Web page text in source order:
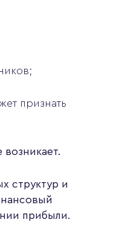
признать
структур и
прибыли.